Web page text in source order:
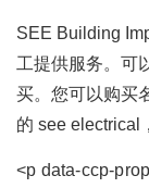
SEE Building
工提供服务。可
买。您可以购买
的 see electrical
<p data-ccp-